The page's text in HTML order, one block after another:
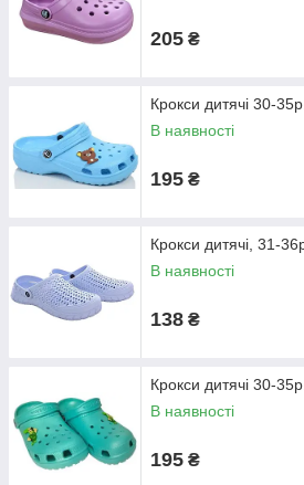
205 ₴
Крокси дитячі 30-35р.
В наявності
195 ₴
Крокси дитячі, 31-
В наявності
138 ₴
Крокси дитячі 30-35р.
В наявності
195 ₴